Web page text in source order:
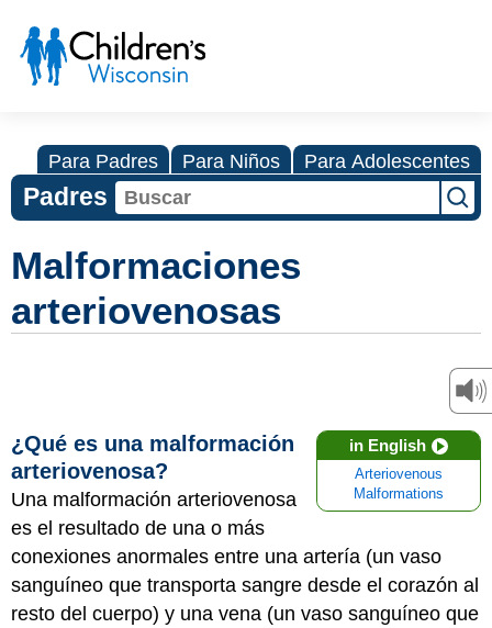
Para Padres Para Niños Para Adolescentes
Padres
Malformaciones
arteriovenosas
in English
Arteriovenous
Malformations
¿Qué es una malformación
arteriovenosa?
Una malformación arteriovenosa
es el resultado de una o más
conexiones anormales entre una artería (un vaso
sanguíneo que transporta sangre desde el corazón al
resto del cuerpo) y una vena (un vaso sanguíneo que